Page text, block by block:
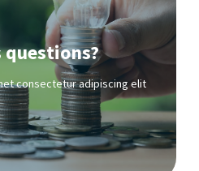
questions?
consectetur adipiscing elit